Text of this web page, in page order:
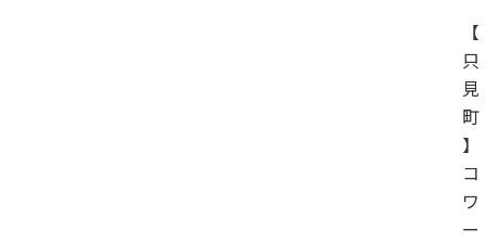
【
只
見
町
】
コ
ワ
ー